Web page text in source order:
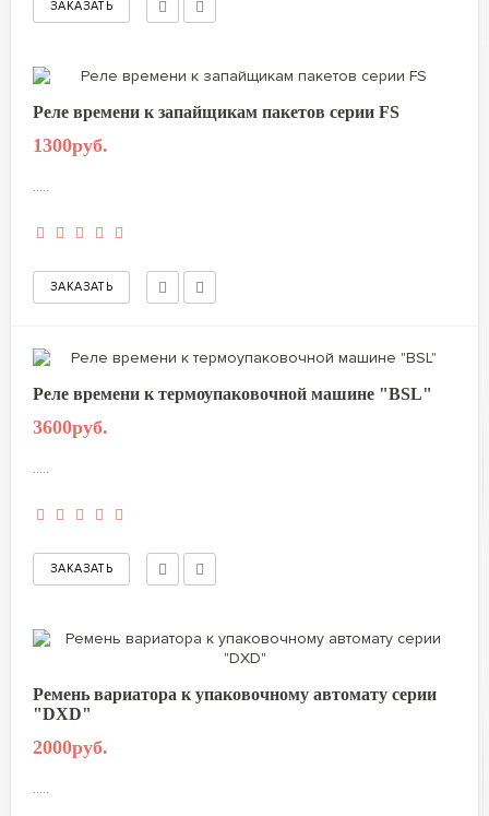
Реле времени к запайщикам пакетов серии FS
1300руб.
.....
Реле времени к термоупаковочной машине "BSL"
3600руб.
.....
Ремень вариатора к упаковочному автомату серии
"DXD"
2000руб.
.....